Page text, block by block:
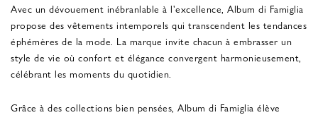
Avec un dévouement inébranlable à l'excellence, Album di Famiglia
propose des vêtements intemporels qui transcendent les tendances
éphémères de la mode. La marque invite chacun à embrasser un
style de vie où confort et élégance convergent harmonieusement,
célébrant les moments du quotidien.
Grâce à des collections bien pensées, Album di Famiglia élève